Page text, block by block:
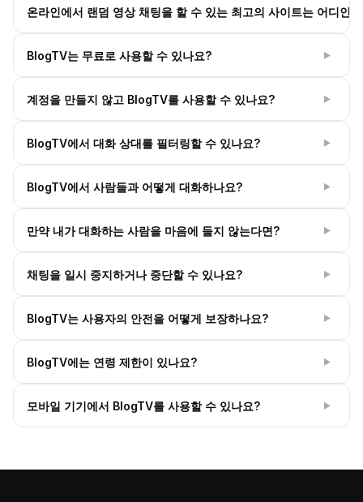
초 안에 낯선 사람과 실시간 대화를 나눌 수 있습니다. 가입 절
차도, 번거로움도 없습니다.
온라인에서 랜덤 영상 채팅을 할 수 있는 최고의 사이트는 어디인
있는 장소 중 하나입니다. 사용하기 쉬운 디자인과 즉각적인
액세스를 통해 실제 사람들과 직접 연결하여 재미있는 익명의
대화를 나눌 수 있습니다.
BlogTV는 무료로 사용할 수 있나요? ▶
낯선 사람들과 단 한 푼도 지불하지 않고 연결할 수 있습니다.
더 맞춤화된 경험을 원하신다면 선택 가능한 프리미엄 기능도
제공됩니다.
계정을 만들지 않고 BlogTV를 사용할 수 있나요? ▶
필요하지 않습니다. “시작”을 클릭하기만 하면, 완전히 익명으
로 새로운 사람과 즉시 연결됩니다.
BlogTV에서 대화 상대를 필터링할 수 있나요? ▶
자는 국가나 성별 같은 필터를 활용해 더 맞춤화된 매칭을 찾
을 수 있으며, 동시에 낯선 사람을 만나는 즐거움도 누릴 수 있
습니다.
BlogTV에서 사람들과 어떻게 대화하나요? ▶
이핑을 선호하는 경우 기본 제공되는 텍스트 채팅을 사용할 수
도 있습니다. 대부분의 사람들은 보다 개인적인 경험을 위해
라이브 비디오를 선호하지만, 두 가지 옵션 모두 사용할 수 있
습니다.
만약 내가 대화하는 사람을 마음에 들지 않는다면? ▶
마음껏 건너뛰기를 반복하며 흥미로운 사람을 찾을 때까지 계
속하세요.
채팅을 일시 중지하거나 중단할 수 있나요? ▶
릭하기만 하면 됩니다. 준비가 되면 “시작”을 다시 클릭하여 새
로운 사람을 만나보세요.
BlogTV는 사용자의 안전을 어떻게 보장하나요? ▶
시를 보호합니다. 플랫폼은 부적절한 행동을 방지하고 대화를
안전하고 존중하는 분위기로 유지하기 위해 적극적으로 관리
됩니다.
BlogTV에는 연령 제한이 있나요? ▶
통해 대화 내용이 연령에 적합하게 유지되고 커뮤니티 안전 기
준을 준수할 수 있도록 합니다.
모바일 기기에서 BlogTV를 사용할 수 있나요? ▶